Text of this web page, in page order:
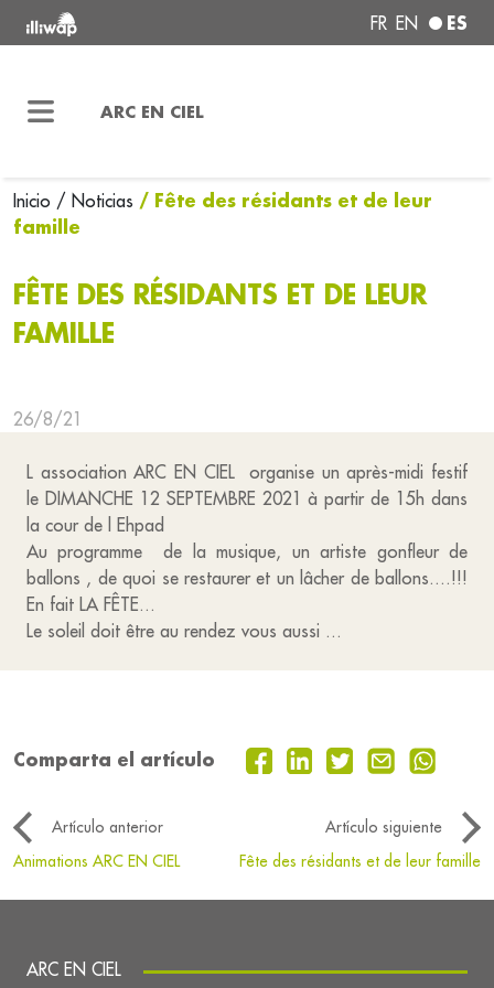
FR EN ES
ARC EN CIEL
Inicio / Noticias / Fête des résidants et de leur
famille
FÊTE DES RÉSIDANTS ET DE LEUR
FAMILLE
26/8/21
L association ARC EN CIEL organise un après-midi festif
le DIMANCHE 12 SEPTEMBRE 2021 à partir de 15h dans
la cour de l Ehpad
Au programme de la musique, un artiste gonfleur de
ballons , de quoi se restaurer et un lâcher de ballons....!!!
En fait LA FÊTE...
Le soleil doit être au rendez vous aussi ...
Comparta el artículo
Artículo anterior
Artículo siguiente
Animations ARC EN CIEL
Fête des résidants et de leur famille
ARC EN CIEL